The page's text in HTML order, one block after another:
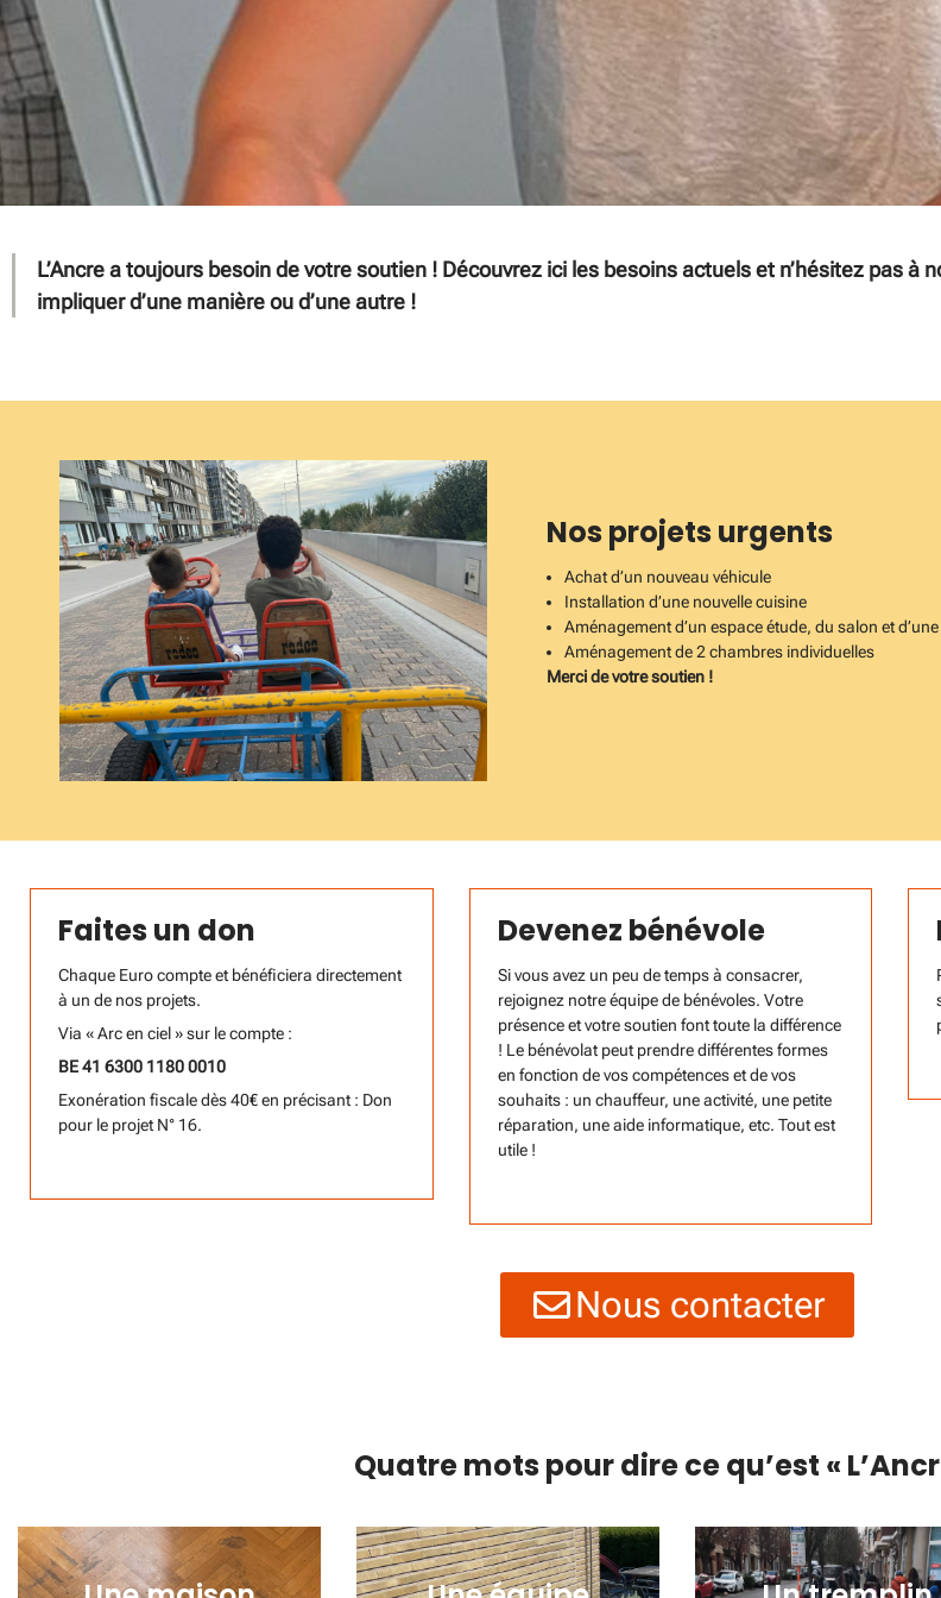
L’Ancre a toujours besoin de votre soutien ! Découvrez ici les besoins actuels et n’hésitez pas à
impliquer d’une manière ou d’une autre !
Nos projets urgents
Achat d’un nouveau véhicule
Installation d’une nouvelle cuisine
Aménagement d’un espace étude, du salon et
Aménagement de 2 chambres individuelles
Merci de votre soutien !
Faites un don
Chaque Euro compte et bénéficiera directement
à un de nos projets.
Via « Arc en ciel » sur le compte :
BE 41 6300 1180 0010
Exonération fiscale dès 40€ en précisant : Don
pour le projet N° 16.
Devenez bénévole
Si vous avez un peu de temps à consacrer,
rejoignez notre équipe de bénévoles. Votre
présence et votre soutien font toute la différence
! Le bénévolat peut prendre différentes formes
en fonction de vos compétences et de vos
souhaits : un chauffeur, une activité, une petite
réparation, une aide informatique, etc. Tout est
utile !
Nous contacter
Quatre mots pour dire ce qu’est «